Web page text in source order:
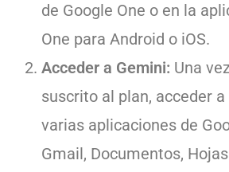
de Google One o en la
One para Android o iOS.
Acceder a Gemini: Una
suscrito al plan, acceder
varias aplicaciones de
Gmail, Documentos,